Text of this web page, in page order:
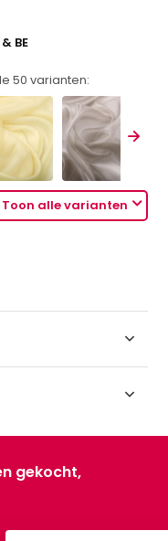
BE
50 varianten:
Toon alle varianten
gekocht,